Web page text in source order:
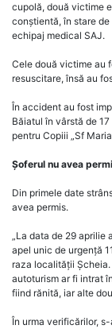
cupolă, două victime
conștientă, în stare
echipaj medical SAJ.
Cele două victime au
resuscitare, însă au
În accident au fost
Băiatul în vârstă de
pentru Copiii „Sf
Șoferul nu avea
Din primele date
avea permis.
„La data de 29 aprilie
apel unic de urgență
raza localității
autoturism ar fi intrat
fiind rănită, iar alte
În urma verificărilor,